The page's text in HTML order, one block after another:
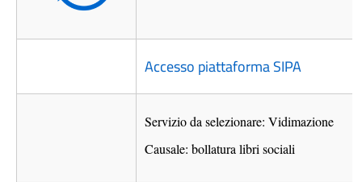
Accesso piattaforma SIPA
Servizio da selezionare: Vidimazione
Causale: bollatura libri sociali